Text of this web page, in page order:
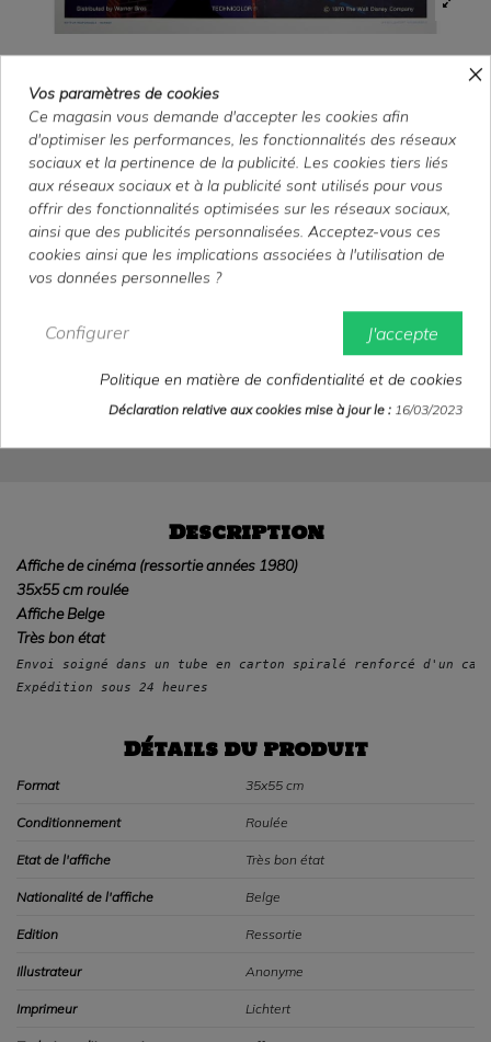
Les Aristochats - 35x55 cm
- roulée
Affiche Belge (Ressortie années 1980)
35x55 cm
Roulée
Très bon état
Description
Affiche de cinéma (ressortie années 1980)
35x55 cm roulée
Affiche Belge
Très bon état
Envoi soigné dans un tube en carton spiralé renforcé d'un
Expédition sous 24 heures
Détails du produit
Format 35x55 cm
Conditionnement Roulée
Etat de l'affiche Très bon état
Nationalité de l'affiche Belge
Edition Ressortie
Illustrateur Anonyme
Imprimeur Lichtert
×
Vos paramètres de cookies
Ce magasin vous demande d'accepter les cookies afin
d'optimiser les performances, les fonctionnalités des réseaux
sociaux et la pertinence de la publicité. Les cookies tiers liés
aux réseaux sociaux et à la publicité sont utilisés pour vous
offrir des fonctionnalités optimisées sur les réseaux sociaux,
ainsi que des publicités personnalisées. Acceptez-vous ces
cookies ainsi que les implications associées à l'utilisation de
vos données personnelles ?
J'accepte
Configurer
Politique en matière de confidentialité et de cookies
Déclaration relative aux cookies mise à jour le : 16/03/2023